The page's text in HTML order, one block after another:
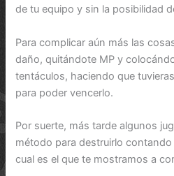
de tu equipo y sin la posibilidad
Para complicar aún más las
daño, quitándote MP y
tentáculos, haciendo que
para poder vencerlo.
Por suerte, más tarde algunos
método para destruirlo
cual es el que te mostramos a